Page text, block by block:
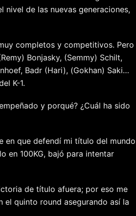
nivel de las nuevas generaciones,
completos y competitivos. Pero
Bonjasky, (Semmy) Schilt,
Badr (Hari), (Gokhan) Saki…
K-1.
y porqué? ¿Cuál ha sido
en que defendí mi título del mundo
en 100KG, bajó para intentar
de título afuera; por eso me
el quinto round asegurando así la